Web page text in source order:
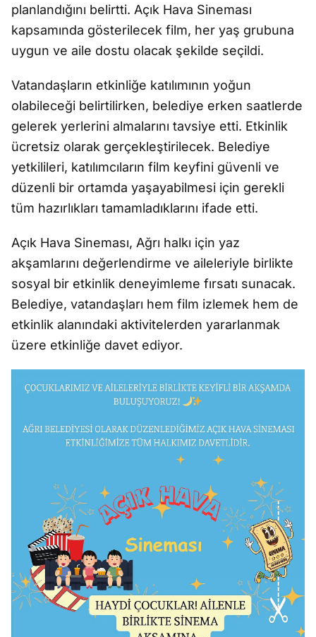
planlandığını belirtti. Açık Hava Sineması
kapsamında gösterilecek film, her yaş grubuna
uygun ve aile dostu olacak şekilde seçildi.
Vatandaşların etkinliğe katılımının yoğun
olabileceği belirtilirken, belediye erken saatlerde
gelerek yerlerini almalarını tavsiye etti. Etkinlik
ücretsiz olarak gerçekleştirilecek. Belediye
yetkilileri, katılımcıların film keyfini güvenli ve
düzenli bir ortamda yaşayabilmesi için gerekli
tüm hazırlıkları tamamladıklarını ifade etti.
Açık Hava Sineması, Ağrı halkı için yaz
akşamlarını değerlendirme ve aileleriyle birlikte
sosyal bir etkinlik deneyimleme fırsatı sunacak.
Belediye, vatandaşları hem film izlemek hem de
etkinlik alanındaki aktivitelerden yararlanmak
üzere etkinliğe davet ediyor.